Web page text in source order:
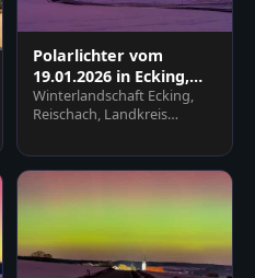
Polarlichter vom
19.01.2026 in Ecking,
Reischach, Altötting
Winterlandschaft Ecking,
Reischach, Landkreis
mit Kirche unter farbigem…